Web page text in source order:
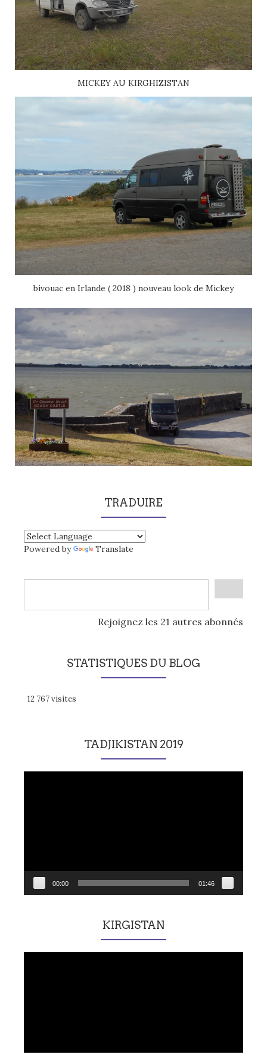
MICKEY AU KIRGHIZISTAN
bivouac en Irlande ( 2018 ) nouveau look de Mickey
TRADUIRE
Powered by Translate
Rejoignez les 21 autres abonnés
STATISTIQUES DU BLOG
12 767 visites
TADJIKISTAN 2019
00:00 01:46
KIRGISTAN